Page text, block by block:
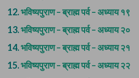
12.भविष्यपुराण – ब्राह्म पर्व – अध्याय १९
13.भविष्यपुराण – ब्राह्म पर्व – अध्याय २०
14.भविष्यपुराण – ब्राह्म पर्व – अध्याय २१
15.भविष्यपुराण – ब्राह्म पर्व – अध्याय २२